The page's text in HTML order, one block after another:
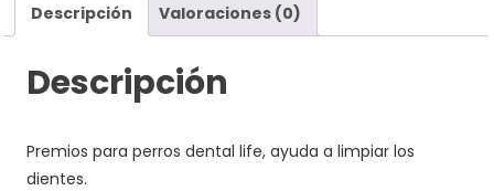
Descripción Valoraciones (0)
Descripción
Premios para perros dental life, ayuda a limpiar los
dientes.